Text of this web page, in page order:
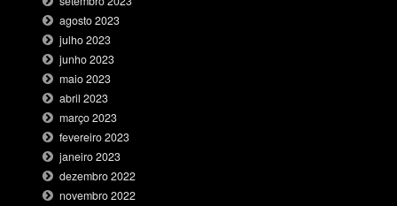
agosto 2023
julho 2023
junho 2023
maio 2023
abril 2023
março 2023
fevereiro 2023
janeiro 2023
dezembro 2022
novembro 2022